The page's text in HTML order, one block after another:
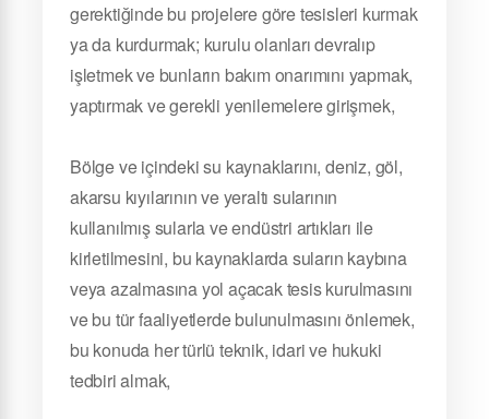
gerektiğinde bu projelere göre tesisleri kurmak
ya da kurdurmak; kurulu olanları devralıp
işletmek ve bunların bakım onarımını yapmak,
yaptırmak ve gerekli yenilemelere girişmek,
Bölge ve içindeki su kaynaklarını, deniz, göl,
akarsu kıyılarının ve yeraltı sularının
kullanılmış sularla ve endüstri artıkları ile
kirletilmesini, bu kaynaklarda suların kaybına
veya azalmasına yol açacak tesis kurulmasını
ve bu tür faaliyetlerde bulunulmasını önlemek,
bu konuda her türlü teknik, idari ve hukuki
tedbiri almak,